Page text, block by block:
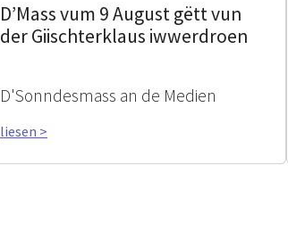
D’Mass vum 9 August gëtt vun
der Giischterklaus iwwerdroen
D'Sonndesmass an de Medien
liesen >